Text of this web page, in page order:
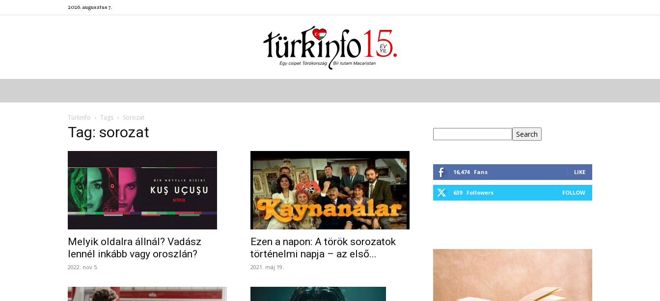
2026. augusztus 7.
Türkinfo
Türkinfo Tags Sorozat
Tag: sorozat
Melyik oldalra állnál? Vadász
lennél inkább vagy oroszlán?
2022. nov 5.
Ezen a napon: A török sorozatok
történelmi napja – az első...
2021. máj 19.
Search
16,474 Fans LIKE
639 Followers FOLLOW